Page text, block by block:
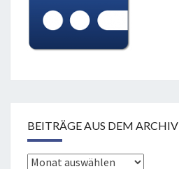
BEITRÄGE AUS DEM ARCHIV
Beiträge